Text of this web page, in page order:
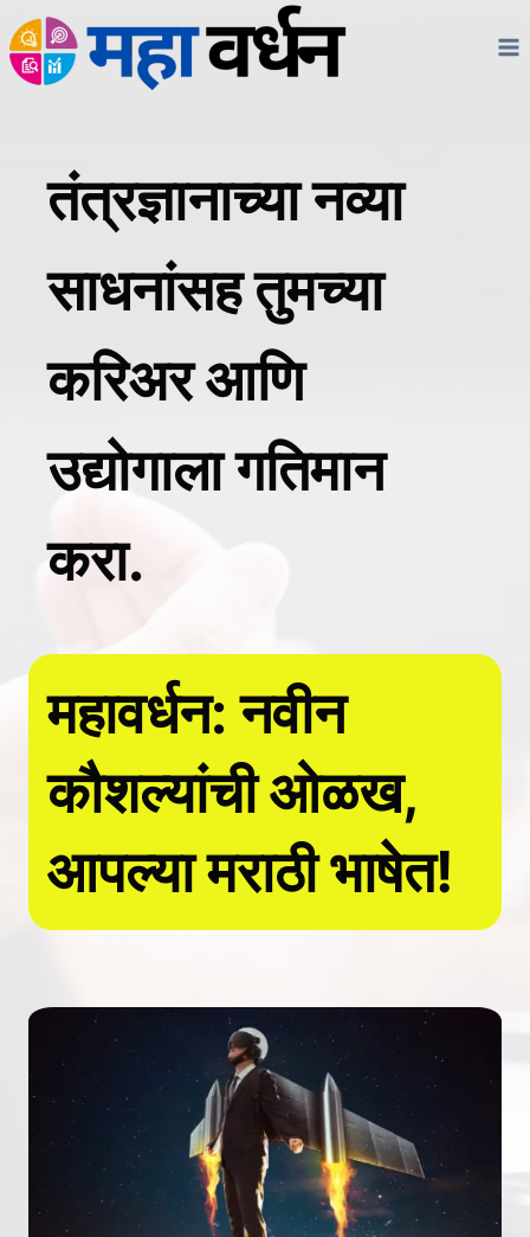
Skip
to
तंत्रज्ञानाच्या नव्या
साधनांसह तुमच्या
करिअर आणि
उद्योगाला गतिमान
करा.
महावर्धन: नवीन
कौशल्यांची ओळख,
आपल्या मराठी भाषेत!